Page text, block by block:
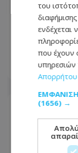
«Κράτος
Δρουσιώτη
Αστυνομία
08.08.2026 - 19:29
του
ενδέχεται
που έχουν
υπηρεσιών
Απορρήτου
(1656) →